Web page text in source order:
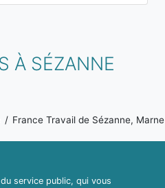
À SÉZANNE
France Travail de Sézanne, Marne
service public, qui vous